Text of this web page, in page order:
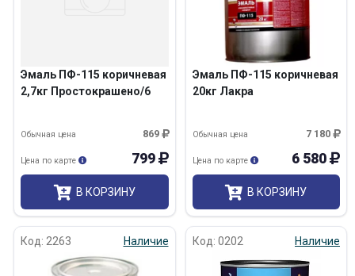
Эмаль ПФ-115 коричневая
2,7кг Простокрашено/6
869
Обычная цена
799
Цена по карте
В КОРЗИНУ
Эмаль ПФ-115 коричневая
20кг Лакра
7 180
Обычная цена
6 580
Цена по карте
В КОРЗИНУ
Код: 2263 Наличие Код: 0202 Наличие